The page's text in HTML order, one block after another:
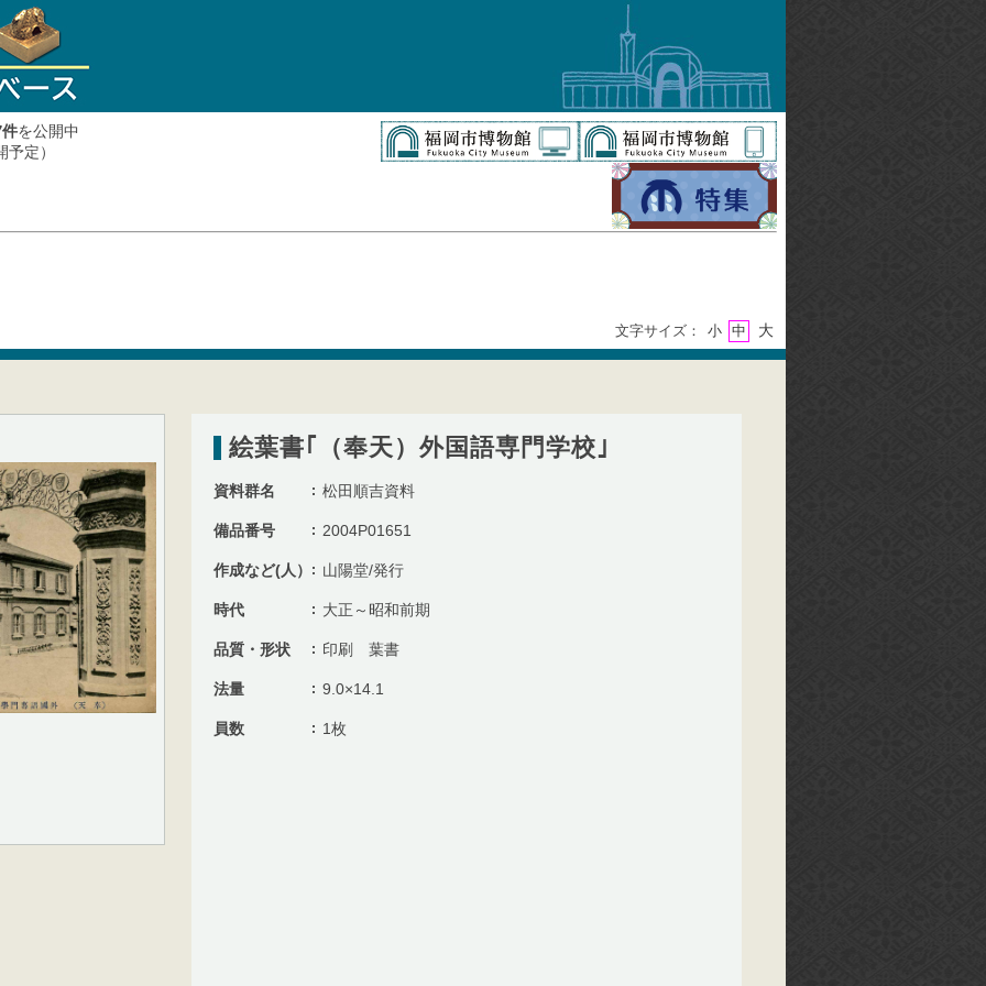
件を公開中
予定）
文字サイズ： 小 中 大
絵葉書｢（奉天）外国語専門学校｣
資料群名 松田順吉資料
備品番号 2004P01651
作成など(人） 山陽堂/発行
時代 大正～昭和前期
品質・形状 印刷 葉書
法量 9.0×14.1
員数 1枚